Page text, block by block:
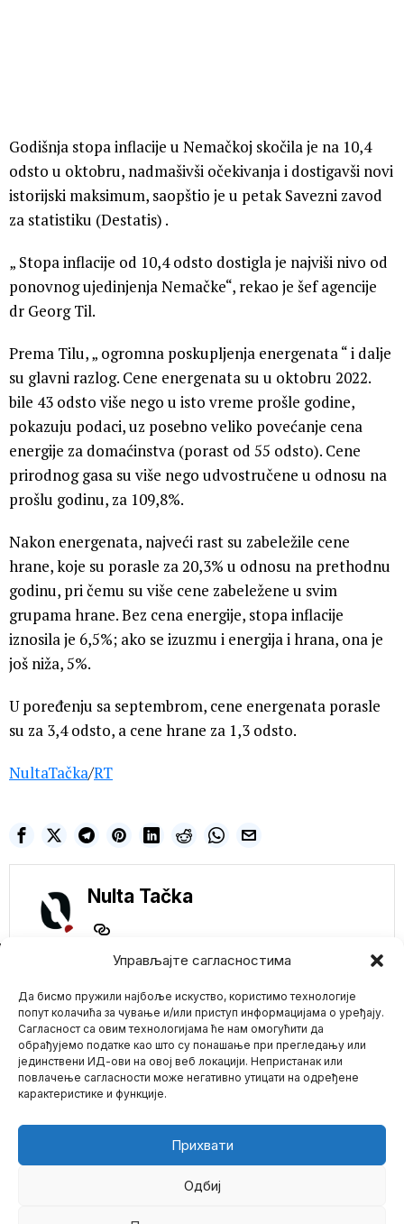
Управљајте сагласностима
Да бисмо пружили најбоље искуство, користимо технологије
попут колачића за чување и/или приступ информацијама о уређају.
Сагласност са овим технологијама ће нам омогућити да
обрађујемо податке као што су понашање при прегледању или
јединствени ИД-ови на овој веб локацији. Непристанак или
повлачење сагласности може негативно утицати на одређене
карактеристике и функције.
Прихвати
Одбиј
Godišnja stopa inflacije u Nemačkoj skočila je na 10,4
odsto u oktobru, nadmašivši očekivanja i dostigavši novi
istorijski maksimum, saopštio je u petak Savezni zavod
za statistiku (Destatis) .
„ Stopa inflacije od 10,4 odsto dostigla je najviši nivo od
ponovnog ujedinjenja Nemačke“, rekao je šef agencije
dr Georg Til.
Prema Tilu, „ ogromna poskupljenja energenata “ i dalje
su glavni razlog. Cene energenata su u oktobru 2022.
bile 43 odsto više nego u isto vreme prošle godine,
pokazuju podaci, uz posebno veliko povećanje cena
energije za domaćinstva (porast od 55 odsto). Cene
prirodnog gasa su više nego udvostručene u odnosu na
prošlu godinu, za 109,8%.
Nakon energenata, najveći rast su zabeležile cene
hrane, koje su porasle za 20,3% u odnosu na prethodnu
godinu, pri čemu su više cene zabeležene u svim
grupama hrane. Bez cena energije, stopa inflacije
iznosila je 6,5%; ako se izuzmu i energija i hrana, ona je
još niža, 5%.
U poređenju sa septembrom, cene energenata porasle
su za 3,4 odsto, a cene hrane za 1,3 odsto.
NultaTačka/RT
Nulta Tačka
Mario zna Youtube
nuklearne bojeve
glave i pretvoriti
NJUJORK u paklene
ruševine
Iran je zapretio da će
izgraditi nuklearne bojeve
glave i
ĐOKOVIĆA!
PREMIJERA
AUSTRALIJE KOLEGE
SMATRAJU
PSIHOPATOM I
UŽASNOM OSOBOM